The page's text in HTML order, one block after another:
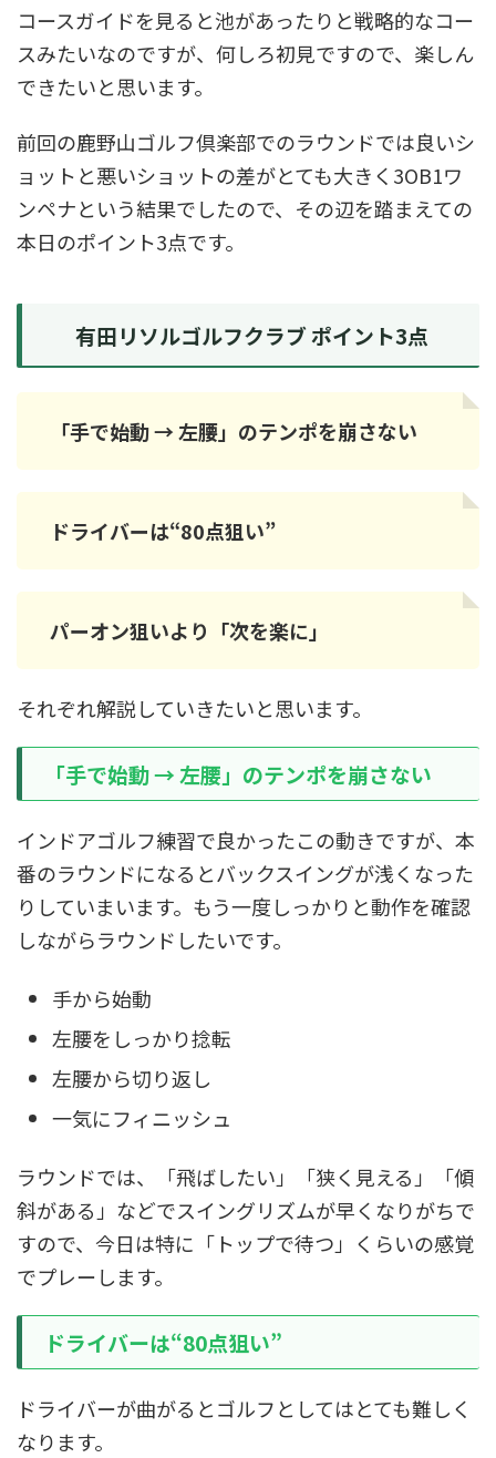
コースガイドを見ると池があったりと戦略的なコー
スみたいなのですが、何しろ初見ですので、楽しん
できたいと思います。
前回の鹿野山ゴルフ倶楽部でのラウンドでは良いシ
ョットと悪いショットの差がとても大きく3OB1ワ
ンペナという結果でしたので、その辺を踏まえての
本日のポイント3点です。
有田リソルゴルフクラブ ポイント3点
「手で始動 → 左腰」のテンポを崩さない
ドライバーは“80点狙い”
パーオン狙いより「次を楽に」
それぞれ解説していきたいと思います。
「手で始動 → 左腰」のテンポを崩さない
インドアゴルフ練習で良かったこの動きですが、本
番のラウンドになるとバックスイングが浅くなった
りしていまいます。もう一度しっかりと動作を確認
しながらラウンドしたいです。
手から始動
左腰をしっかり捻転
左腰から切り返し
一気にフィニッシュ
ラウンドでは、「飛ばしたい」「狭く見える」「傾
斜がある」などでスイングリズムが早くなりがちで
すので、今日は特に「トップで待つ」くらいの感覚
でプレーします。
ドライバーは“80点狙い”
ドライバーが曲がるとゴルフとしてはとても難しく
なります。